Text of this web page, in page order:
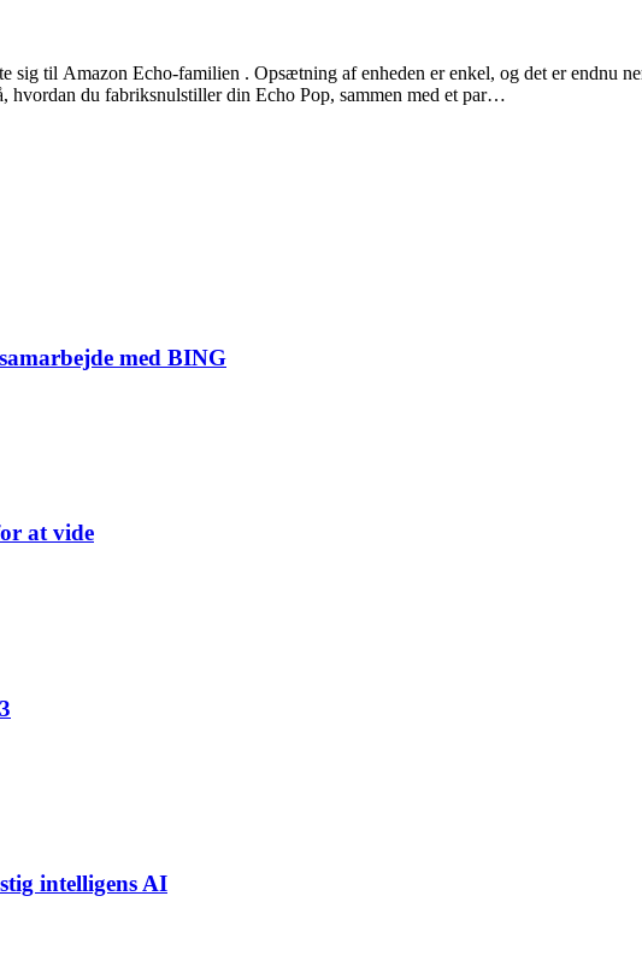
sig til Amazon Echo-familien . Opsætning af enheden er enkel, og det er endnu
du fabriksnulstiller din Echo Pop, sammen med et par…
med BING
at vide
intelligens AI